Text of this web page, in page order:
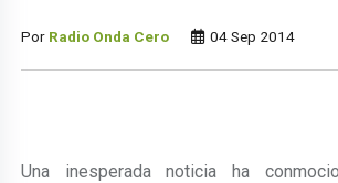
Por Radio Onda Cero 04 Sep 2014
Una inesperada noticia ha